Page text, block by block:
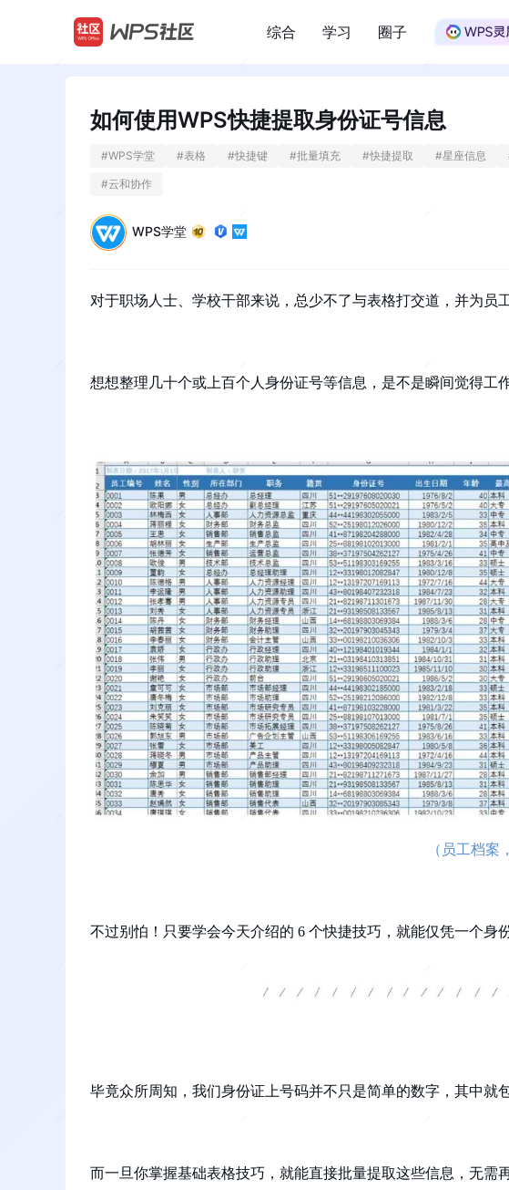
/
综合 学习 圈子
如何使用WPS快捷提取身份证号信息
#WPS学堂 #表格 #快捷键 #批量填充 #快捷提取 #星座信息
#云和协作
WPS学堂
对于职场人士、学校干部来说，总少不了与表格打交道，并为员
想想整理几十个或上百个人身份证号等信息，是不是瞬间觉得工
（员工档案
不过别怕！只要学会今天介绍的 6 个快捷技巧，就能仅凭一个身
毕竟众所周知，我们身份证上号码并不只是简单的数字，其中就
而一旦你掌握基础表格技巧，就能直接批量提取这些信息，无需